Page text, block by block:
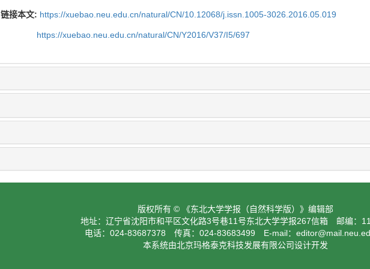
链接本文: https://xuebao.neu.edu.cn/natural/CN/10.12068/j.issn.1005-3026.2016.05.019
https://xuebao.neu.edu.cn/natural/CN/Y2016/V37/I5/697
版权所有 © 《东北大学学报（自然科学版）》编辑部
地址：辽宁省沈阳市和平区文化路3号巷11号东北大学学报267信箱 邮编：
电话：024-83687378 传真：024-83683499 E-mail：
本系统由北京玛格泰克科技发展有限公司设计开发